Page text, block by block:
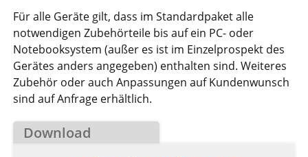
Für alle Geräte gilt, dass im Standardpaket alle
notwendigen Zubehörteile bis auf ein PC- oder
Notebooksystem (außer es ist im Einzelprospekt des
Gerätes anders angegeben) enthalten sind. Weiteres
Zubehör oder auch Anpassungen auf Kundenwunsch
sind auf Anfrage erhältlich.
Download